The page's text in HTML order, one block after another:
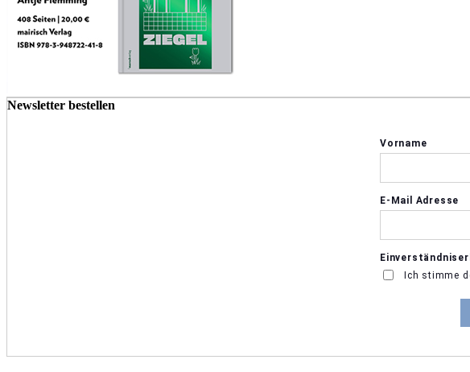
Newsletter bestellen